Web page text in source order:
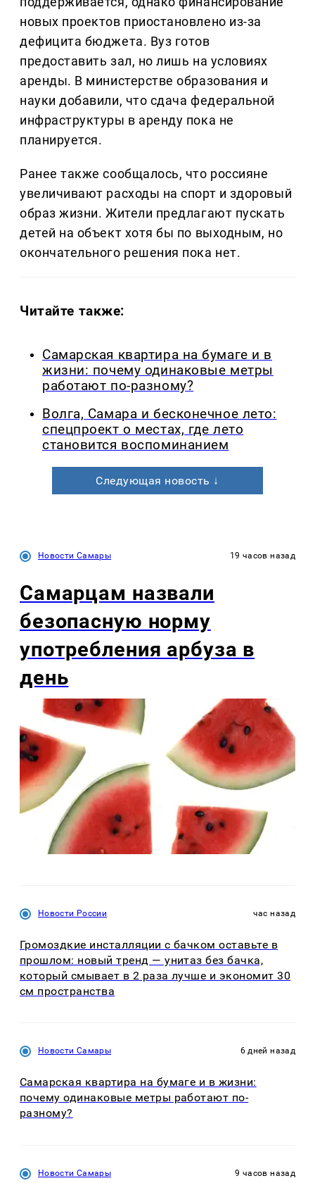
новых проектов приостановлено из-за
дефицита бюджета. Вуз готов
предоставить зал, но лишь на условиях
аренды. В министерстве образования и
науки добавили, что сдача федеральной
инфраструктуры в аренду пока не
планируется.
Ранее также сообщалось, что россияне
увеличивают расходы на спорт и здоровый
образ жизни. Жители предлагают пускать
детей на объект хотя бы по выходным, но
окончательного решения пока нет.
Читайте также:
Самарская квартира на бумаге и в
жизни: почему одинаковые метры
работают по-разному?
Волга, Самара и бесконечное лето:
спецпроект о местах, где лето
становится воспоминанием
Следующая новость ↓
Новости Самары 19 часов назад
Самарцам назвали
безопасную норму
употребления арбуза в
день
Новости России час назад
Громоздкие инсталляции с бачком оставьте в
прошлом: новый тренд — унитаз без бачка,
который смывает в 2 раза лучше и экономит 30
см пространства
Новости Самары 6 дней назад
Самарская квартира на бумаге и в жизни:
почему одинаковые метры работают по-
разному?
Новости Самары 9 часов назад